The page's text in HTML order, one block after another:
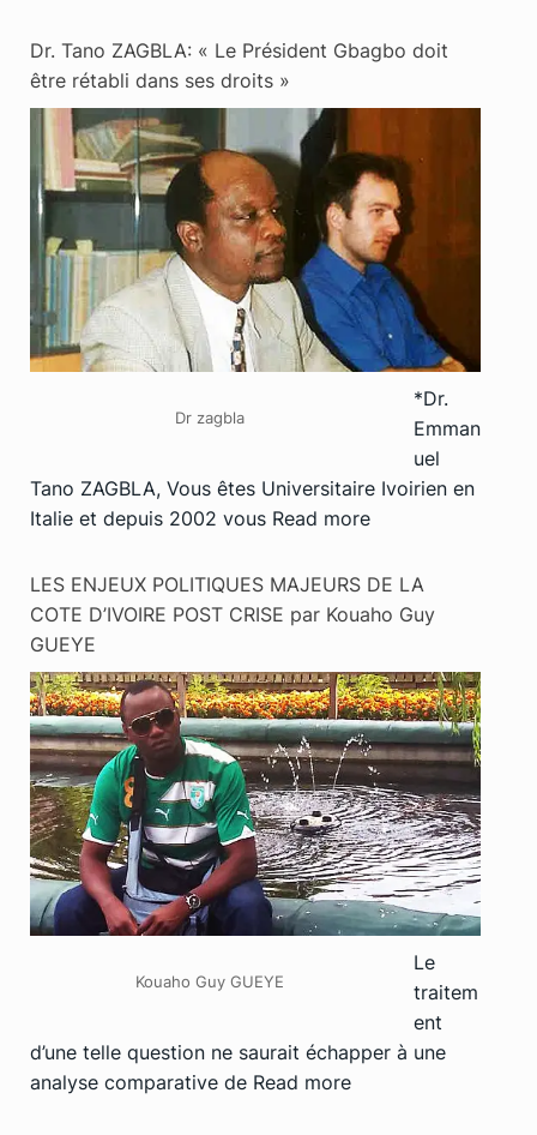
Dr. Tano ZAGBLA: « Le Président Gbagbo doit
être rétabli dans ses droits »
Dr zagbla
*Dr.
Emman
uel
Tano ZAGBLA, Vous êtes Universitaire Ivoirien en
Italie et depuis 2002 vous Read more
LES ENJEUX POLITIQUES MAJEURS DE LA
COTE D’IVOIRE POST CRISE par Kouaho Guy
GUEYE
Kouaho Guy GUEYE
Le
traitem
ent
d’une telle question ne saurait échapper à une
analyse comparative de Read more